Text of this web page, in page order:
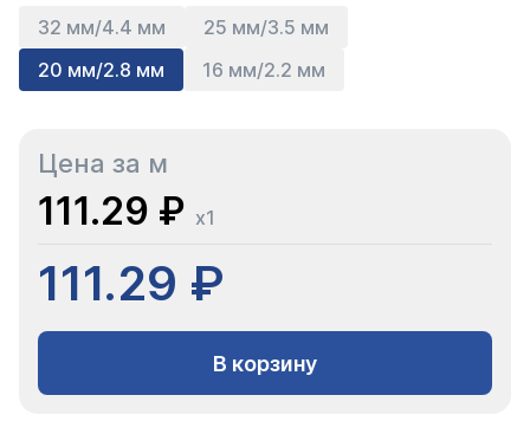
32 мм/4.4 мм
25 мм/3.5 мм
20 мм/2.8 мм
16 мм/2.2 мм
Цена за м
111.29 ₽ x1
111.29 ₽
В корзину